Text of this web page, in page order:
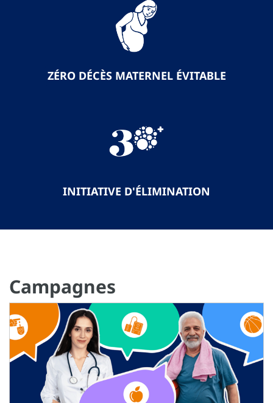
ZÉRO DÉCÈS MATERNEL ÉVITABLE
INITIATIVE D'ÉLIMINATION
Campagnes